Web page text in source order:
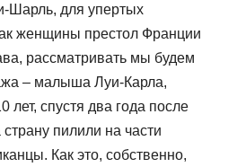
Шарль, для упертых
женщины престол Франции
рассматривать мы будем
– малыша Луи-Карла,
лет, спустя два года после
страну пилили на части
Как это, собственно,